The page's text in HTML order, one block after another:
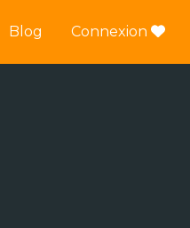
Blog Connexion